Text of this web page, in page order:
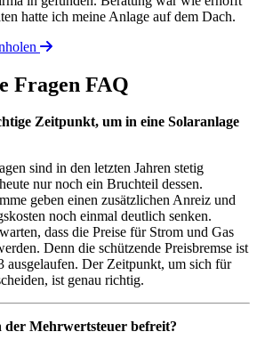
hatte ich meine Anlage auf dem Dach.
Fragen FAQ
Zeitpunkt, um in eine Solaranlage
sind in den letzten Jahren stetig
nur noch ein Bruchteil dessen.
geben einen zusätzlichen Anreiz und
noch einmal deutlich senken.
dass die Preise für Strom und Gas
Denn die schützende Preisbremse ist
ausgelaufen. Der Zeitpunkt, um sich für
ist genau richtig.
der Mehrwertsteuer befreit?